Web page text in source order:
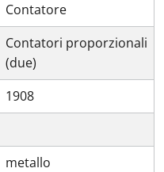
Contatore
Contatori proporzionali
(due)
1908
metallo